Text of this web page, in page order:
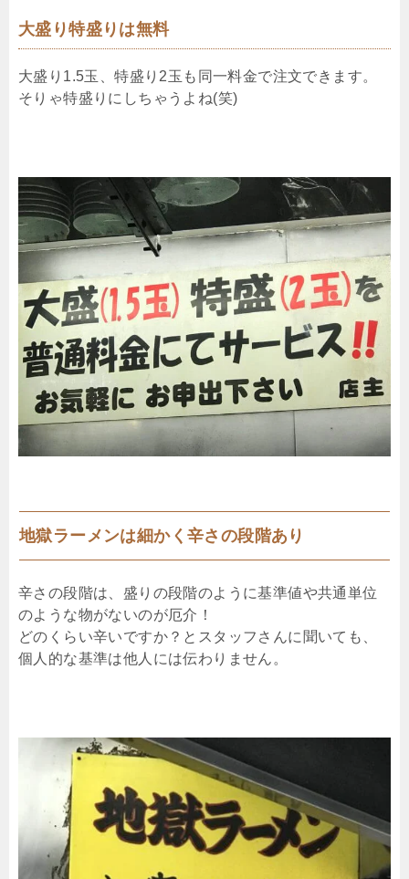
大盛り特盛りは無料
大盛り1.5玉、特盛り2玉も同一料金で注文できます。
そりゃ特盛りにしちゃうよね(笑)
地獄ラーメンは細かく辛さの段階あり
辛さの段階は、盛りの段階のように基準値や共通単位
のような物がないのが厄介！
どのくらい辛いですか？とスタッフさんに聞いても、
個人的な基準は他人には伝わりません。